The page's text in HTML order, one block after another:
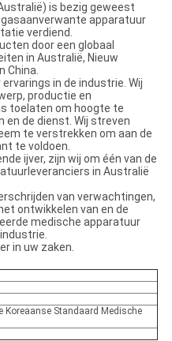
is bezig geweest
apparatuur
verdiend.
door een globaal
in Australië, Nieuw
China.
in de industrie. Wij
productie en
toelaten om hoogte te
de dienst. Wij streven
te verstrekken om aan de
te voldoen.
ijver, zijn wij om één van de
in Australië
van verwachtingen,
ontwikkelen van en de
medische apparatuur
in uw zaken.
Koreaanse Standaard Medische